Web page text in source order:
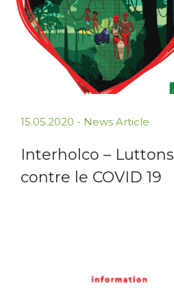
15.05.2020 - News Article
Interholco – Luttons
contre le COVID 19